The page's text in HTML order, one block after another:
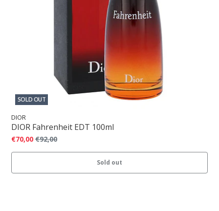
SOLD OUT
DIOR
DIOR Fahrenheit EDT 100ml
€70,00 €92,00
Sold out